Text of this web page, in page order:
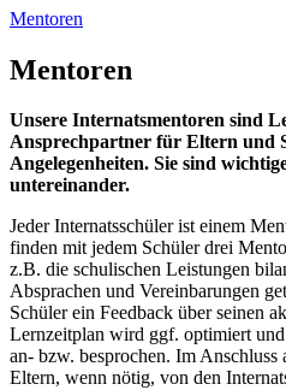
Mentoren
Mentoren
Unsere Internatsmentoren sind
Ansprechpartner für Eltern und
Angelegenheiten. Sie sind
untereinander.
Jeder Internatsschüler ist einem
finden mit jedem Schüler drei
z.B. die schulischen Leistungen
Absprachen und Vereinbarungen
Schüler ein Feedback über seinen
Lernzeitplan wird ggf. optimiert
an- bzw. besprochen. Im Anschluss
Eltern, wenn nötig, von den